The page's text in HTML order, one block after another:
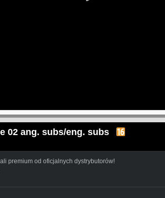
02 ang. subs/eng. subs
premium od oficjalnych dystrybutorów!